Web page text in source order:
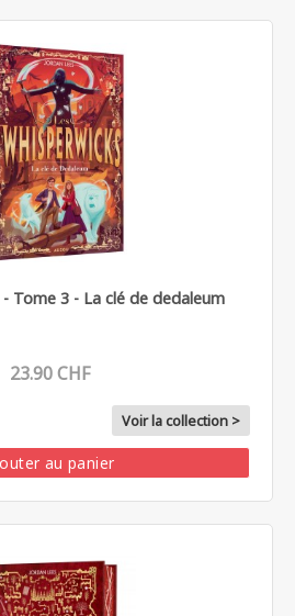
Tome 3 - La clé de dedaleum
23.90 CHF
Voir la collection >
au panier